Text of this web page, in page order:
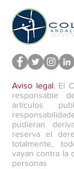
Aviso legal: El
responsable
artículos
pudieran
reserva el
totalmente,
vayan contra la
personas